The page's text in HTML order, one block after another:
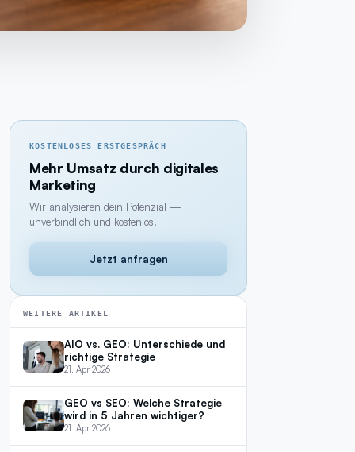
KOSTENLOSES ERSTGESPRÄCH
Mehr Umsatz durch digitales
Marketing
Wir analysieren dein Potenzial —
unverbindlich und kostenlos.
Jetzt anfragen
WEITERE ARTIKEL
AIO vs. GEO: Unterschiede und
richtige Strategie
21. Apr 2026
GEO vs SEO: Welche Strategie
wird in 5 Jahren wichtiger?
21. Apr 2026